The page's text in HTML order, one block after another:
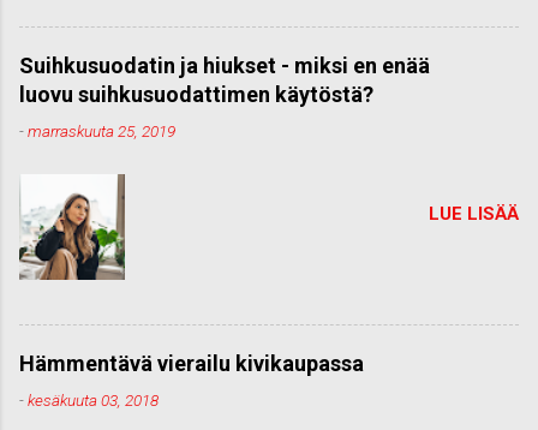
Suihkusuodatin ja hiukset - miksi en enää
luovu suihkusuodattimen käytöstä?
-marraskuuta 25, 2019
LUE LISÄÄ
Hämmentävä vierailu kivikaupassa
-kesäkuuta 03, 2018